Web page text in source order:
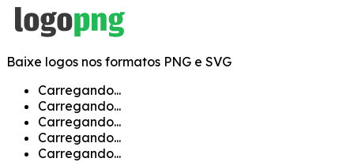
Baixe logos nos formatos PNG e SVG
Carregando...
Carregando...
Carregando...
Carregando...
Carregando...